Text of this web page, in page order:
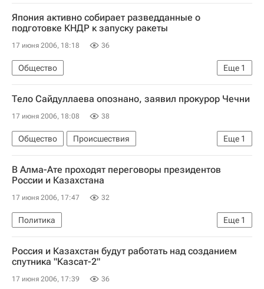
Япония активно собирает разведданные о
подготовке КНДР к запуску ракеты
17 июня 2006, 18:18 36
Еще 1
Общество
КНДР готовит запуск баллистической ракеты. Реакции
Тело Сайдуллаева опознано, заявил прокурор Чечни
17 июня 2006, 18:08 38
Еще 1
Общество
Происшествия
В Аргуне уничтожен так называемый президент Ичкерии Сайдуллаев
В Алма-Ате проходят переговоры президентов
России и Казахстана
17 июня 2006, 17:47 32
Еще 1
Политика
Второй саммит Совещания по взаимодействию и мерам доверия в Азии
Россия и Казахстан будут работать над созданием
спутника "Казсат-2"
17 июня 2006, 17:39 36